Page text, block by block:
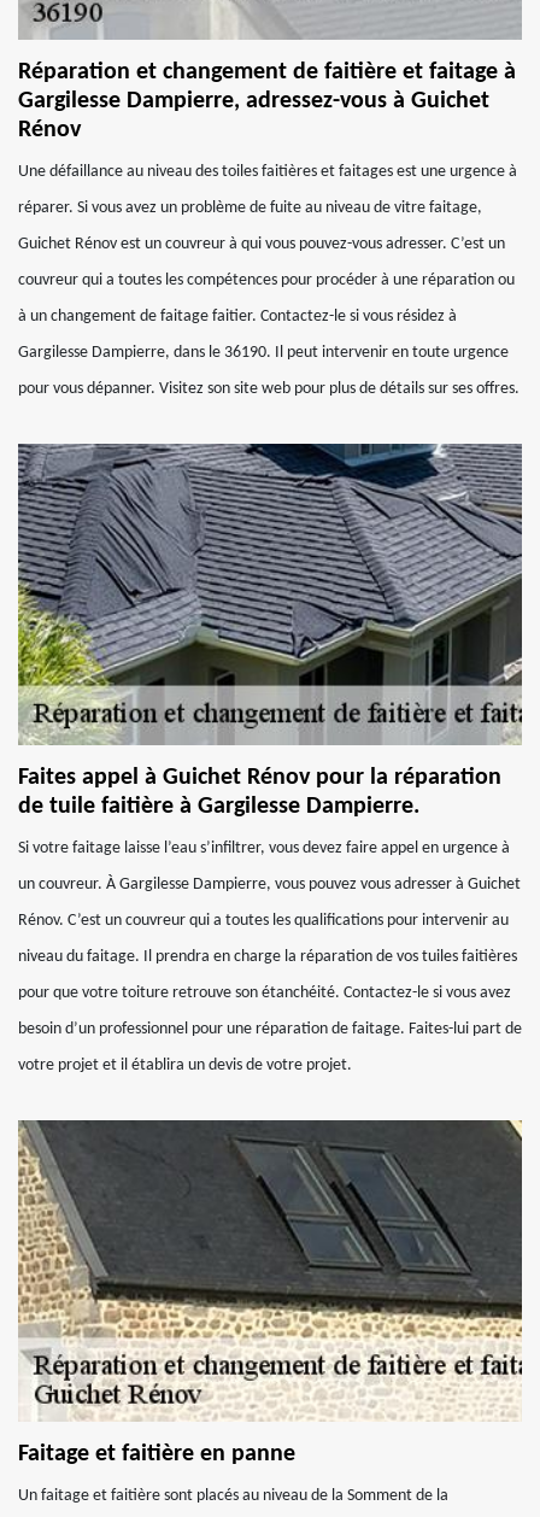
Réparation et changement de faitière et faitage à
Gargilesse Dampierre, adressez-vous à Guichet
Rénov
Une défaillance au niveau des toiles faitières et faitages est une urgence à
réparer. Si vous avez un problème de fuite au niveau de vitre faitage,
Guichet Rénov est un couvreur à qui vous pouvez-vous adresser. C’est un
couvreur qui a toutes les compétences pour procéder à une réparation ou
à un changement de faitage faitier. Contactez-le si vous résidez à
Gargilesse Dampierre, dans le 36190. Il peut intervenir en toute urgence
pour vous dépanner. Visitez son site web pour plus de détails sur ses offres.
Faites appel à Guichet Rénov pour la réparation
de tuile faitière à Gargilesse Dampierre.
Si votre faitage laisse l’eau s’infiltrer, vous devez faire appel en urgence à
un couvreur. À Gargilesse Dampierre, vous pouvez vous adresser à Guichet
Rénov. C’est un couvreur qui a toutes les qualifications pour intervenir au
niveau du faitage. Il prendra en charge la réparation de vos tuiles faitières
pour que votre toiture retrouve son étanchéité. Contactez-le si vous avez
besoin d’un professionnel pour une réparation de faitage. Faites-lui part de
votre projet et il établira un devis de votre projet.
Faitage et faitière en panne
Un faitage et faitière sont placés au niveau de la Somment de la